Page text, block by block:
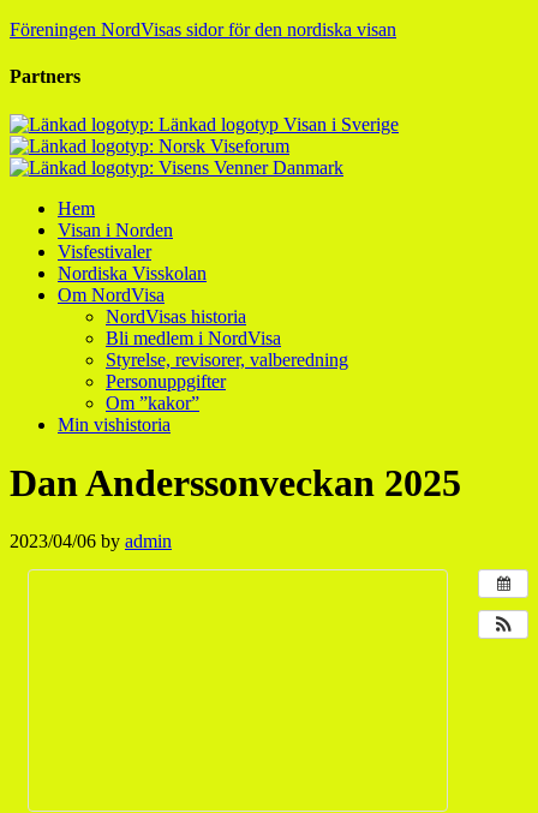
Föreningen NordVisas sidor för den nordiska visan
Partners
Hem
Visan i Norden
Visfestivaler
Nordiska Visskolan
Om NordVisa
NordVisas historia
Bli medlem i NordVisa
Styrelse, revisorer, valberedning
Personuppgifter
Om ”kakor”
Min vishistoria
Dan Anderssonveckan 2025
2023/04/06 by admin